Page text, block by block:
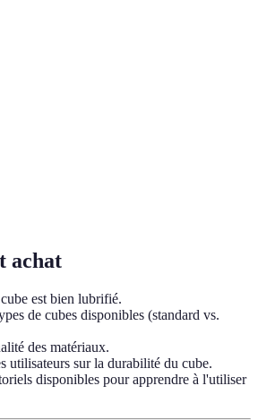
achat
est bien lubrifié.
de cubes disponibles (standard vs.
des matériaux.
utilisateurs sur la durabilité du cube.
disponibles pour apprendre à l'utiliser